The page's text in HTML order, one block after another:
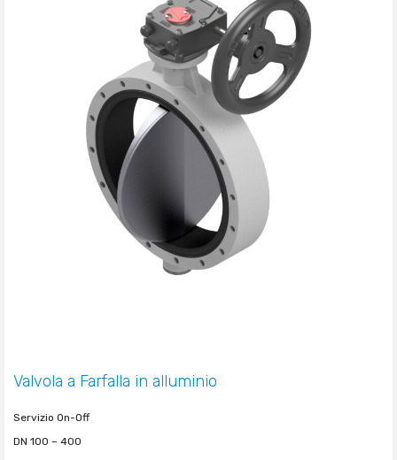
Valvola a Farfalla in alluminio
Servizio On-Off
DN 100 – 400